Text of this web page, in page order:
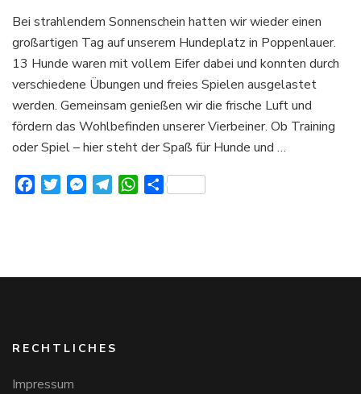
schöner
Tag
auf
unserem
Hundeplatz
in
Poppenlauer
Bei strahlendem Sonnenschein hatten wir wieder einen
großartigen Tag auf unserem Hundeplatz in Poppenlauer.
13 Hunde waren mit vollem Eifer dabei und konnten durch
verschiedene Übungen und freies Spielen ausgelastet
werden. Gemeinsam genießen wir die frische Luft und
fördern das Wohlbefinden unserer Vierbeiner. Ob Training
oder Spiel – hier steht der Spaß für Hunde und …
FacebookTwitterMessenger
TelegramWhatsApp
Teilen
RECHTLICHES
Impressum